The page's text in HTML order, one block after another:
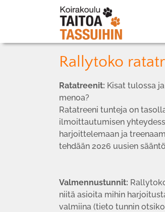
Rallytoko
Ratatreenit: Kisat tulossa
menoa?
Ratatreeni tunteja on
ilmoittautumisen
harjoittelemaan ja
tehdään 2026 uusien
Valmennustunnit:
niitä asioita mihin
valmiina (tieto tunnin